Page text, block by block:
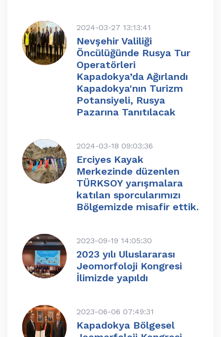
2024-03-27 13:13:41
Nevşehir Valiliği
Öncülüğünde Rusya Tur
Operatörleri
Kapadokya’da Ağırlandı
Kapadokya'nın Turizm
Potansiyeli, Rusya
Pazarına Tanıtılacak
2024-03-18 09:03:36
Erciyes Kayak
Merkezinde düzenlen
TÜRKSOY yarışmalara
katılan sporcularımızı
Bölgemizde misafir ettik.
2023-09-19 14:05:30
2023 yılı Uluslararası
Jeomorfoloji Kongresi
İlimizde yapıldı
2023-06-06 07:49:31
Kapadokya Bölgesel